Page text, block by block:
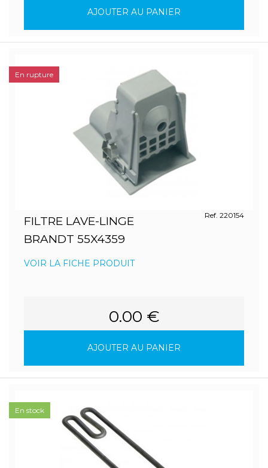
AJOUTER AU PANIER
FILTRE LAVE-LINGE
BRANDT 55X4359
Ref. 220154
VOIR LA FICHE PRODUIT
0.00 €
AJOUTER AU PANIER
En rupture
En stock